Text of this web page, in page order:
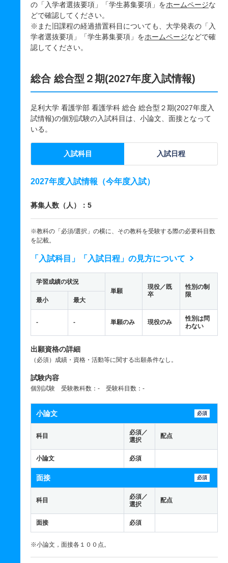
の「入学者選抜要項」「学生募集要項」をホームページな
どで確認してください。
※また旧課程の経過措置科目についても、大学発表の「入
学者選抜要項」「学生募集要項」をホームページなどで確
認してください。
総合 総合型２期(2027年度入試情報)
足利大学 看護学部 看護学科 総合 総合型２期(2027年度入
試情報)の個別試験の入試科目は、小論文、面接となって
いる。
入試科目 入試日程
2027年度入試情報（今年度入試）
募集人数（人）：5
※教科の「必須/選択」の横に、その教科を受験する際の必要科目数
を記載。
「入試科目」「入試日程」の見方について
学習成績の状況
単願
現役／既
卒
性別の制
限
最小 最大
- - 単願のみ 現役のみ
性別は問
わない
出願資格の詳細
（必須）成績・資格・活動等に関する出願条件なし。
試験内容
個別試験 受験教科数：- 受験科目数：-
小論文 必須
科目
必須／
選択
配点
小論文 必須
面接 必須
科目
必須／
選択
配点
面接 必須
※小論文，面接各１００点。